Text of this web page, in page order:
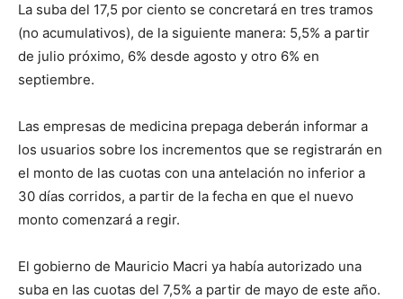
La suba del 17,5 por ciento se concretará en tres tramos
(no acumulativos), de la siguiente manera: 5,5% a partir
de julio próximo, 6% desde agosto y otro 6% en
septiembre.
Las empresas de medicina prepaga deberán informar a
los usuarios sobre los incrementos que se registrarán en
el monto de las cuotas con una antelación no inferior a
30 días corridos, a partir de la fecha en que el nuevo
monto comenzará a regir.
El gobierno de Mauricio Macri ya había autorizado una
suba en las cuotas del 7,5% a partir de mayo de este año.